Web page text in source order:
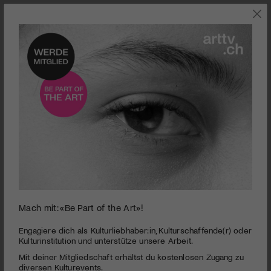
OPER
seconds
minutes,
59
Die Barockopern Schloss Waldegg zeigten «Platée»
Rameaus Ballett-Komödie war voller verrückter Ideen und
Mach mit: «Be Part of the Art»!
Engagiere dich als Kulturliebhaber:in, Kulturschaffende(r) oder
Kulturinstitution und unterstütze unsere Arbeit.
Mit deiner Mitgliedschaft erhältst du kostenlosen Zugang zu
diversen Kulturevents.